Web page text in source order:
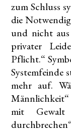
zum Schluss
die
und nicht
privater
Pflicht.“
Systemfeinde
mehr auf.
mit Gewalt